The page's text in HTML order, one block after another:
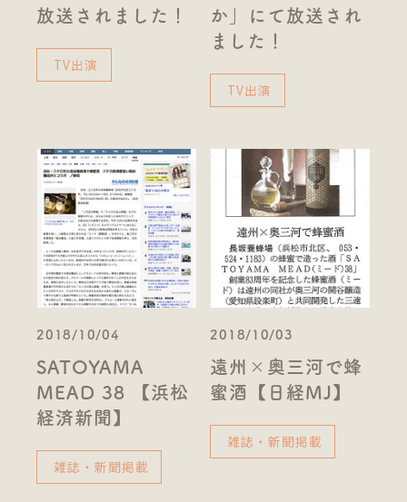
放送されました！
TV出演
か」にて放送され
ました！
TV出演
2018/10/04
SATOYAMA
MEAD 38 【浜松
経済新聞】
雑誌・新聞掲載
2018/10/03
遠州×奥三河で蜂
蜜酒【日経MJ】
雑誌・新聞掲載